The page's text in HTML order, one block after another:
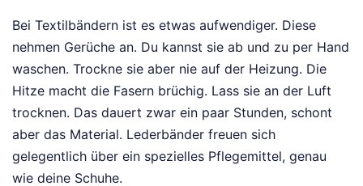
Bei Textilbändern ist es etwas aufwendiger. Diese
nehmen Gerüche an. Du kannst sie ab und zu per Hand
waschen. Trockne sie aber nie auf der Heizung. Die
Hitze macht die Fasern brüchig. Lass sie an der Luft
trocknen. Das dauert zwar ein paar Stunden, schont
aber das Material. Lederbänder freuen sich
gelegentlich über ein spezielles Pflegemittel, genau
wie deine Schuhe.